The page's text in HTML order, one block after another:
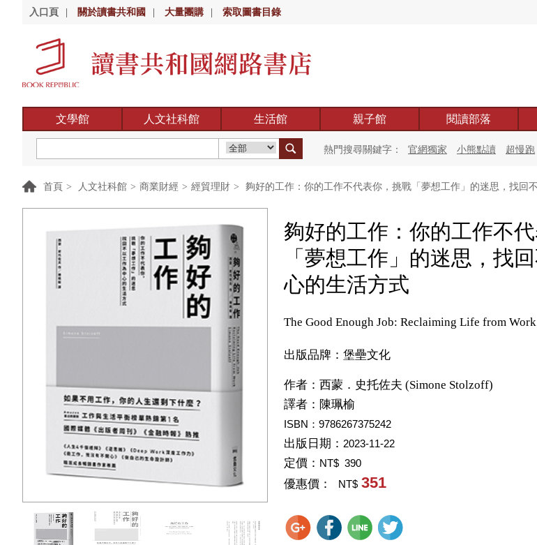
入口頁 關於讀書共和國 大量團購 索取圖書目錄
文學館 人文社科館 生活館 親子館 閱讀部落
熱門搜尋關鍵字： 官網獨家 小熊點讀 超慢跑
首頁 > 人文社科館 > 商業財經 > 經貿理財 > 夠好的工作：你的工作不代表你，挑戰「夢想工作」的迷思，找回
夠好的工作：你的工作不
「夢想工作」的迷思，找
心的生活方式
The Good Enough Job: Reclaiming Life from Work
出版品牌：堡壘文化
作者： 西蒙．史托佐夫 (Simone Stolzoff)
譯者： 陳珮榆
ISBN：9786267375242
出版日期： 2023-11-22
定價： NT$ 390
優惠價： NT$ 351